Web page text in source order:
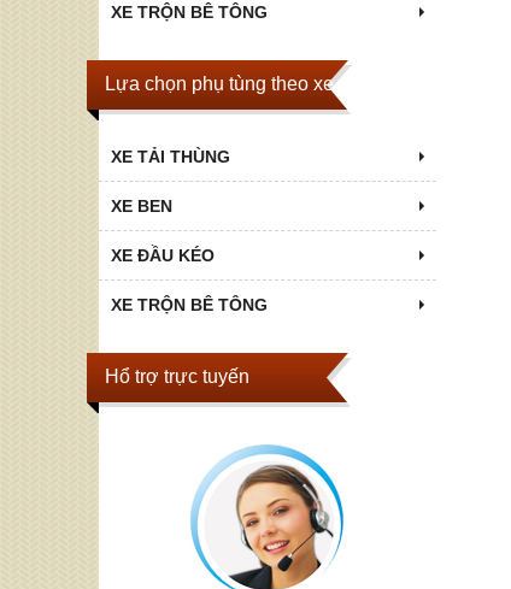
XE TRỘN BÊ TÔNG
Lựa chọn phụ tùng theo xe
XE TẢI THÙNG
XE BEN
XE ĐẦU KÉO
XE TRỘN BÊ TÔNG
Hổ trợ trực tuyến